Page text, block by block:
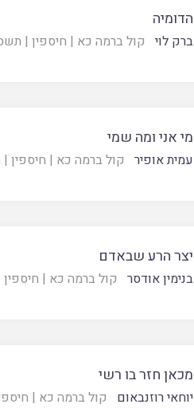
הדומיה
ברק לוי קול ברמה כא | חיספין |
מי אני ומה שמי
עמית אופיר קול ברמה כא | חיספין |
יצר הרע שבאדם
בנימין אודסר קול ברמה כא | חיספין
מכאן חזר בו רשי
יוחאי רוזנבאום קול ברמה כא |